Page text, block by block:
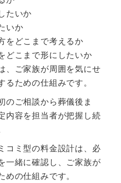
たいか
いか
をどこまで考えるか
どこまで形にしたいか
、ご家族が周囲を気にせ
るための仕組みです。
のご相談から葬儀後ま
内容を担当者が把握し続
コミ型の料金設計は、必
一緒に確認し、ご家族が
めの仕組みです。